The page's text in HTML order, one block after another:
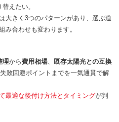
えたい。
大きく3つのパターンがあり、選ぶ道
み合わせも変わります。
理から費用相場、
既存太陽光との互換
敗回避ポイントまでを一気通貫で解
最適な後付け方法とタイミングが判